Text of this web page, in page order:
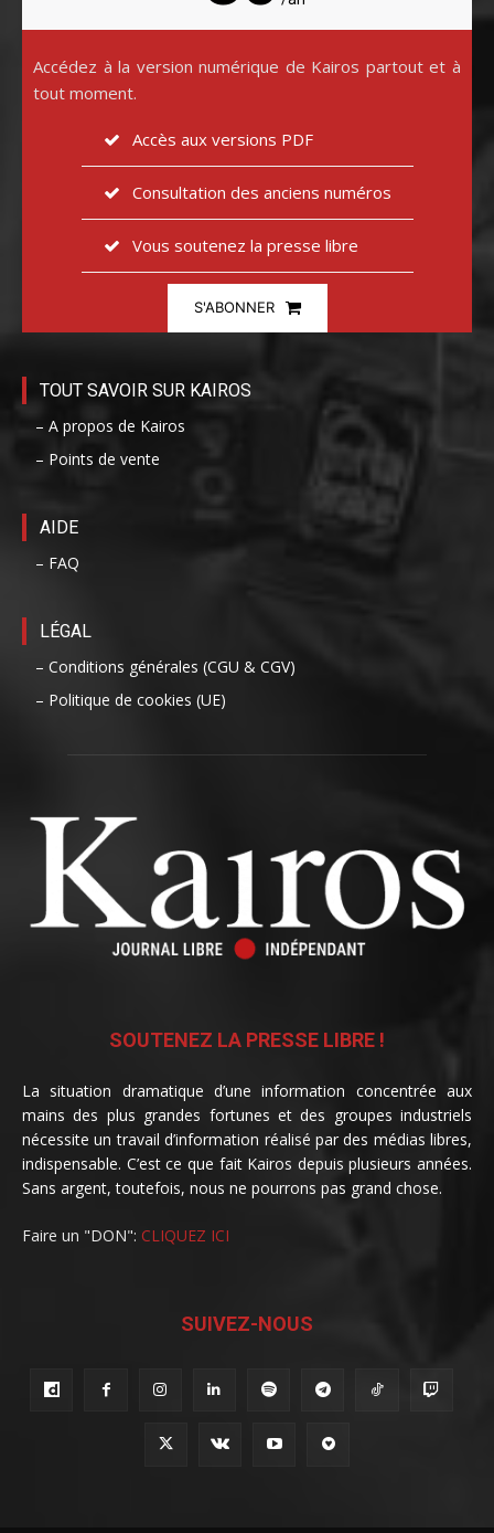
Accédez à la version numérique de Kairos partout et à
tout moment.
Accès aux versions PDF
Consultation des anciens numéros
Vous soutenez la presse libre
S'ABONNER
TOUT SAVOIR SUR KAIROS
– A propos de Kairos
– Points de vente
AIDE
– FAQ
LÉGAL
– Conditions générales (CGU & CGV)
– Politique de cookies (UE)
SOUTENEZ LA PRESSE LIBRE !
La situation dramatique d’une information concentrée aux
mains des plus grandes fortunes et des groupes industriels
nécessite un travail d’information réalisé par des médias libres,
indispensable. C’est ce que fait Kairos depuis plusieurs années.
Sans argent, toutefois, nous ne pourrons pas grand chose.
Faire un "DON": CLIQUEZ ICI
SUIVEZ-NOUS